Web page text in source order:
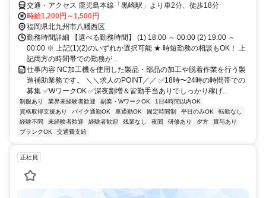
交通・アクセス 鹿児島本線「黒崎駅」より車2分、徒歩18分
時給1,200円～1,500円
福岡県北九州市八幡西区
勤務時間詳細 【選べる勤務時間】 (1) 18:00 ～ 00:00 (2) 19:00 ～
00:00 ※ 上記(1)(2)のいずれか選択可能 ★ 時短勤務の相談もOK！ 上
記両方の時間帯での勤務が...
仕事内容 NC加工機を使用した製品・部品の加工や脱着作業を行う製
造補助業務です。 ＼＼求人のPOINT／／ ✅18時〜24時の時間帯での
募集 ✅WワークOK ✅深夜割増＆皆勤手当ありでしっかり稼げ...
制服あり 業界未経験者歓迎 副業・WワークOK
1日4時間以内OK
資格取得支援あり
バイク通勤OK 車通勤OK 固定時間制 平日のみOK
転勤なし
経験不問
未経験者歓迎 経験者歓迎 残業なし 夜間 研修あり 夕方
賞与あり
ブランクOK
交通費支給
正社員